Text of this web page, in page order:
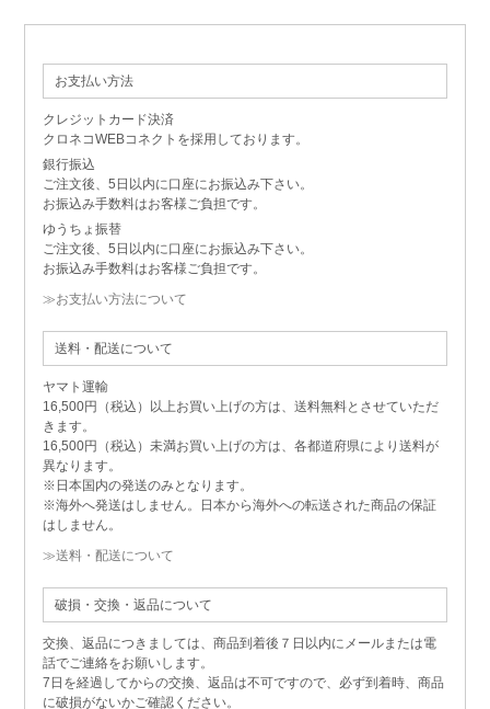
お支払い方法
クレジットカード決済
クロネコWEBコネクトを採用しております。
銀行振込
ご注文後、5日以内に口座にお振込み下さい。
お振込み手数料はお客様ご負担です。
ゆうちょ振替
ご注文後、5日以内に口座にお振込み下さい。
お振込み手数料はお客様ご負担です。
≫お支払い方法について
送料・配送について
ヤマト運輸
16,500円（税込）以上お買い上げの方は、送料無料とさせていただ
きます。
16,500円（税込）未満お買い上げの方は、各都道府県により送料が
異なります。
※日本国内の発送のみとなります。
※海外へ発送はしません。日本から海外への転送された商品の保証
はしません。
≫送料・配送について
破損・交換・返品について
交換、返品につきましては、商品到着後７日以内にメールまたは電
話でご連絡をお願いします。
7日を経過してからの交換、返品は不可ですので、必ず到着時、商品
に破損がないかご確認ください。